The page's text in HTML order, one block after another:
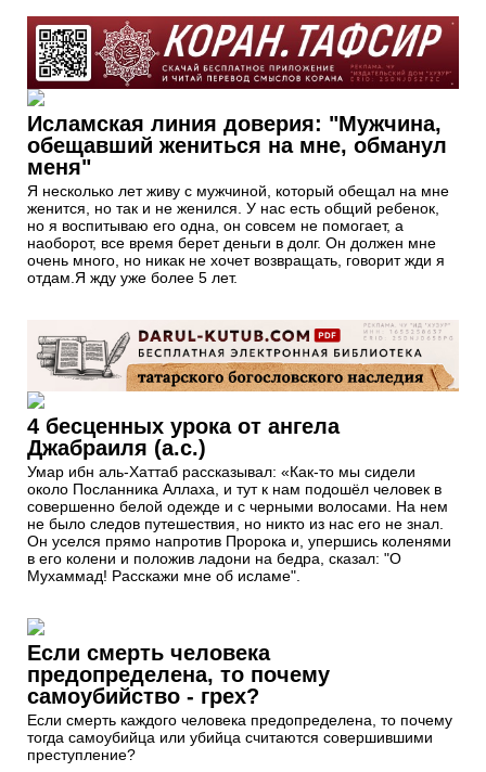
Исламская линия доверия: "Мужчина,
обещавший жениться на мне, обманул
меня"
Я несколько лет живу с мужчиной, который обещал на мне
женится, но так и не женился. У нас есть общий ребенок,
но я воспитываю его одна, он совсем не помогает, а
наоборот, все время берет деньги в долг. Он должен мне
очень много, но никак не хочет возвращать, говорит жди я
отдам.Я жду уже более 5 лет.
4 бесценных урока от ангела
Джабраиля (а.с.)
Умар ибн аль-Хаттаб рассказывал: «Как-то мы сидели
около Посланника Аллаха, и тут к нам подошёл человек в
совершенно белой одежде и с черными волосами. На нем
не было следов путешествия, но никто из нас его не знал.
Он уселся прямо напротив Пророка и, упершись коленями
в его колени и положив ладони на бедра, сказал: "О
Мухаммад! Расскажи мне об исламе".
Если смерть человека
предопределена, то почему
самоубийство - грех?
Если смерть каждого человека предопределена, то почему
тогда самоубийца или убийца считаются совершившими
преступление?